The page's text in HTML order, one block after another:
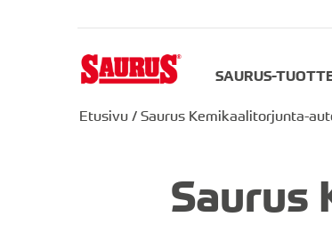
SAURUS-
Etusivu / Saurus Kemikaalitorjunta-
Saurus